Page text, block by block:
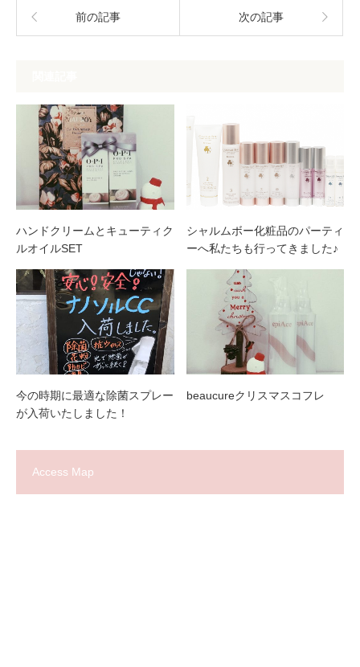
前の記事 次の記事
ハンドクリームとキューティク
ルオイルSET
シャルムボー化粧品のパーティ
ーへ私たちも行ってきました♪
今の時期に最適な除菌スプレー
が入荷いたしました！
beaucureクリスマスコフレ
Access Map